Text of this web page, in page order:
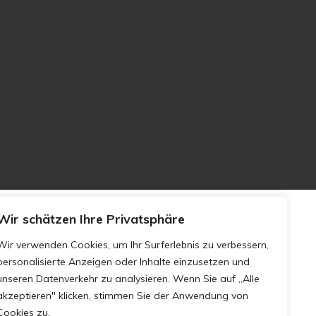
schätzen Ihre Privatsphäre
verwenden Cookies, um Ihr Surferlebnis zu verbessern,
Anzeigen oder Inhalte einzusetzen und
Datenverkehr zu analysieren. Wenn Sie auf „Alle
klicken, stimmen Sie der Anwendung von
zu.